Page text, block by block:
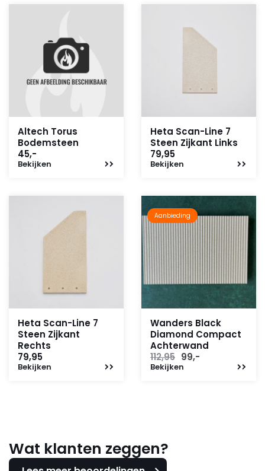
Altech Torus
Bodemsteen
45,-
Bekijken
Heta Scan-Line 7
Steen Zijkant Links
79,95
Bekijken
Heta Scan-Line 7
Steen Zijkant
Rechts
79,95
Bekijken
Aanbieding
Wanders Black
Diamond Compact
Achterwand
112,95 Oorspronkelijke
prijs
99,-
Bekijken
Wat klanten zeggen?